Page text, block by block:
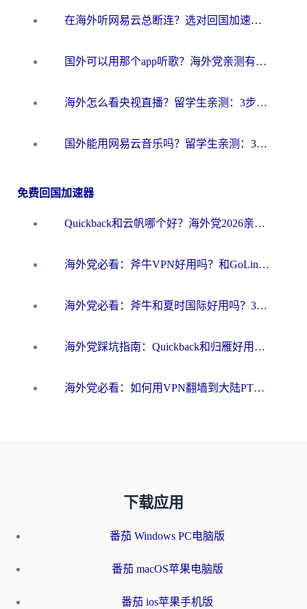
在海外听网易云总断连？选对回国加速器，告别地区限制和卡顿
国外可以用那个app听歌？海外党亲测有效的回国加速方案，轻松听国内音乐听书
海外怎么看央视直播？留学生亲测：3步解决版权限制+追剧自由
国外能用网易云音乐吗？留学生亲测：3步解决海外听歌难题
免费回国加速器
Quickback和云帆哪个好？海外党2026亲测指南：选对加速器大陆工具，无缝刷国内剧玩国服
海外党必看：斧牛VPN好用吗？和GoLinkVPN对比哪个回国效果更好？
海外党必看：斧牛和夏时国际好用吗？3步选对回国加速器，无缝刷国内资源
海外党踩坑指南：Quickback和归雁好用吗？选对加速器才能无缝刷国内资源
海外党必看：如何用VPN翻墙到大陆PTT？一篇解决你所有回国加速痛点
下载应用
番茄 Windows PC电脑版
番茄 macOS苹果电脑版
番茄 ios苹果手机版